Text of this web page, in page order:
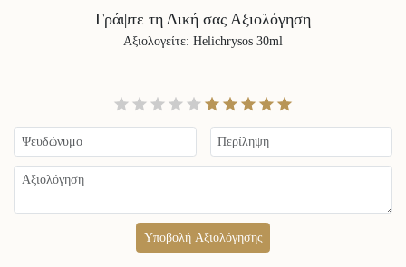
Γράψτε τη Δική σας Αξιολόγηση
Αξιολογείτε: Helichrysos 30ml
Υποβολή Αξιολόγησης